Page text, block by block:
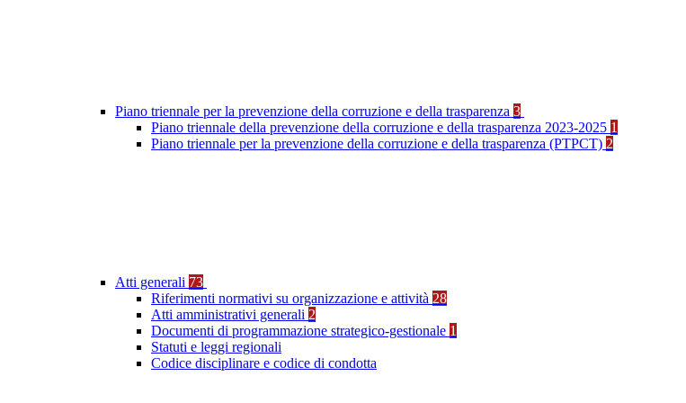
Piano triennale per la prevenzione della corruzione e della trasparenza 3
Piano triennale della prevenzione della corruzione e della trasparenza 2023-2025 1
Piano triennale per la prevenzione della corruzione e della trasparenza (PTPCT) 2
Atti generali 73
Riferimenti normativi su organizzazione e attività 28
Atti amministrativi generali 2
Documenti di programmazione strategico-gestionale 1
Statuti e leggi regionali
Codice disciplinare e codice di condotta